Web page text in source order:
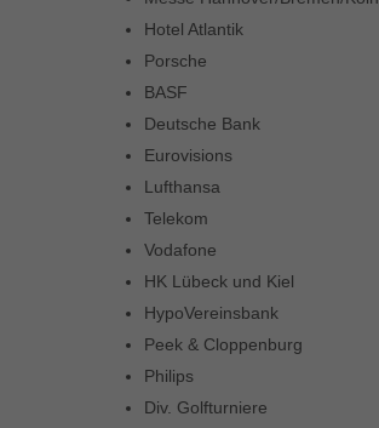
Hotel Atlantik
Porsche
BASF
Deutsche Bank
Eurovisions
Lufthansa
Telekom
Vodafone
HK Lübeck und Kiel
HypoVereinsbank
Peek & Cloppenburg
Philips
Div. Golfturniere